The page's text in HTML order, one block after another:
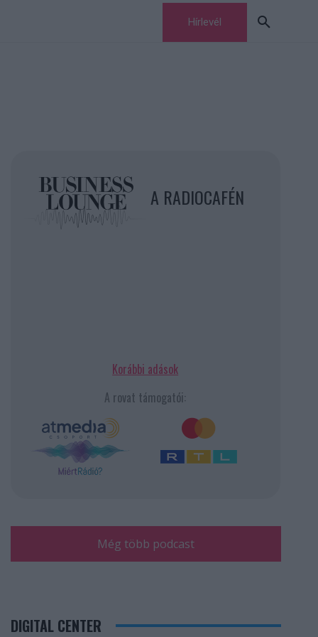
Hírlevél
A RADIOCAFÉN
Korábbi adások
A rovat támogatói:
Még több podcast
DIGITAL CENTER